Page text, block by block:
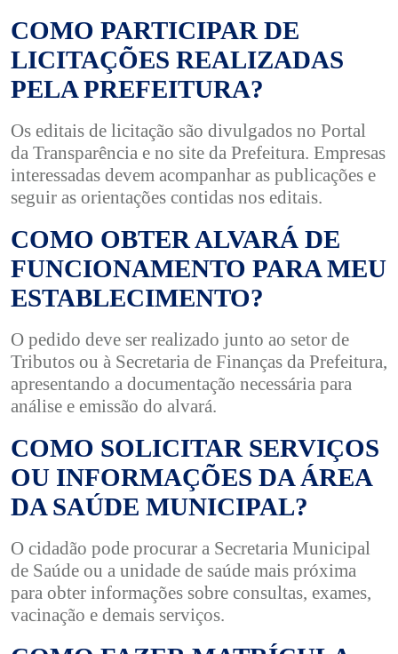
COMO PARTICIPAR DE
LICITAÇÕES REALIZADAS
PELA PREFEITURA?
Os editais de licitação são divulgados no Portal
da Transparência e no site da Prefeitura. Empresas
interessadas devem acompanhar as publicações e
seguir as orientações contidas nos editais.
COMO OBTER ALVARÁ DE
FUNCIONAMENTO PARA MEU
ESTABLECIMENTO?
O pedido deve ser realizado junto ao setor de
Tributos ou à Secretaria de Finanças da Prefeitura,
apresentando a documentação necessária para
análise e emissão do alvará.
COMO SOLICITAR SERVIÇOS
OU INFORMAÇÕES DA ÁREA
DA SAÚDE MUNICIPAL?
O cidadão pode procurar a Secretaria Municipal
de Saúde ou a unidade de saúde mais próxima
para obter informações sobre consultas, exames,
vacinação e demais serviços.